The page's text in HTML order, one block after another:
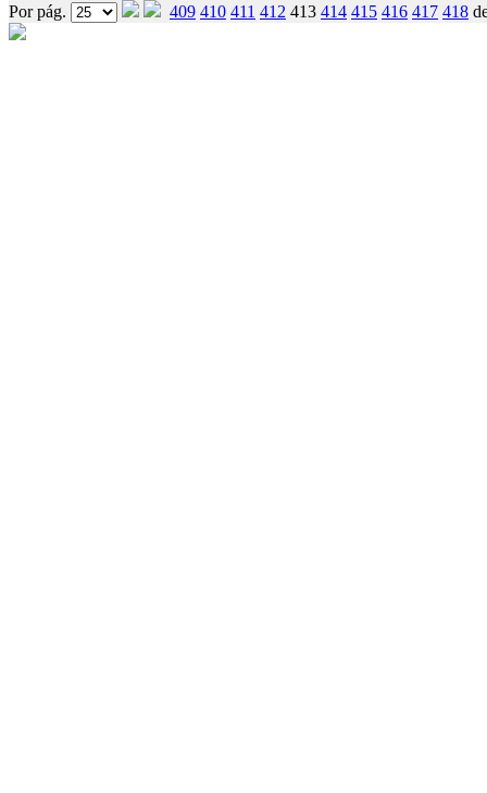
Por pág.
409 410 411 412 413 414 415 416 417 418